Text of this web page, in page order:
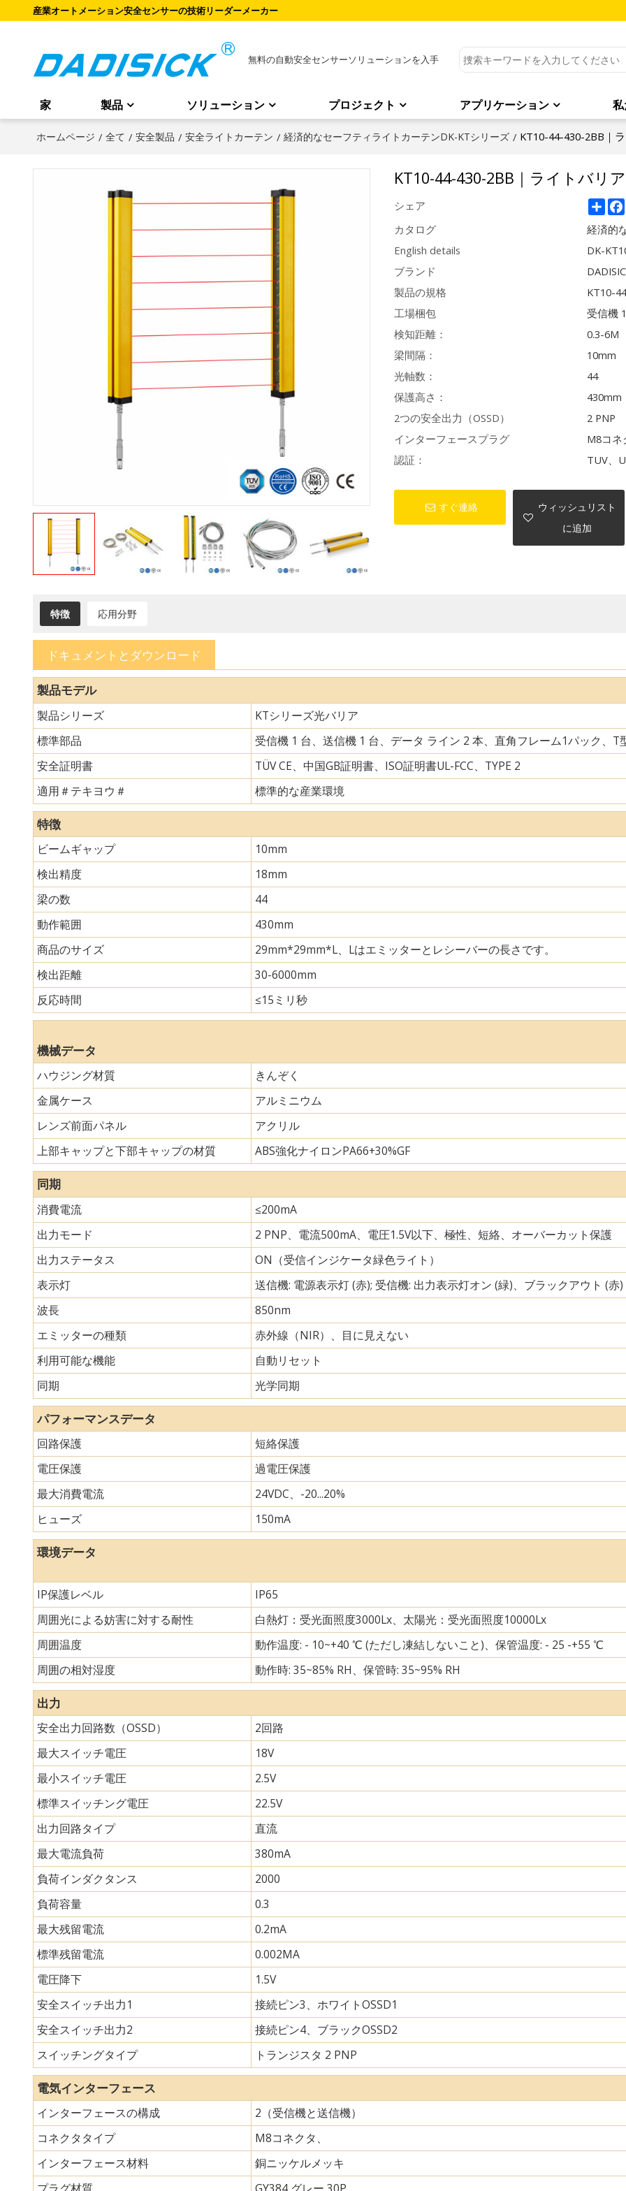
産業オートメーション安全センサーの技術リーダーメーカー
無料の自動安全センサーソリューションを入手
家 製品 ソリューション プロジェクト アプリケーション
ホームページ / 全て / 安全製品 / 安全ライトカーテン / 経済的なセーフティライトカーテンDK-KTシリーズ / KT10-44-430-2BB｜
KT10-44-430-2BB｜ライトバリ
シェア
カタログ
経済的
English details
DK-
ブランド
製品の規格
KT10-
工場梱包
受信機
検知距離：
0.3-6M
梁間隔：
10mm
光軸数：
44
保護高さ：
430mm
2つの安全出力（OSSD）
2 PNP
インターフェースプラグ
M8コネ
認証：
TUV、
すぐ連絡
ウィッシュリスト
に追加
特徴 応用分野
ドキュメントとダウンロード
製品モデル
製品シリーズ
KTシリーズ光バリア
標準部品
受信機 1 台、送信機 1 台、データ ライン 2 本、直角フレーム1パック、T
安全証明書
TÜV CE、中国GB証明書、ISO証明書UL-FCC、TYPE 2
適用＃テキヨウ＃
標準的な産業環境
特徴
ビームギャップ
10mm
検出精度
18mm
梁の数
44
動作範囲
430mm
商品のサイズ
29mm*29mm*L、Lはエミッターとレシーバーの長さです。
検出距離
30-6000mm
反応時間
≤15ミリ秒
機械データ
ハウジング材質
きんぞく
金属ケース
アルミニウム
レンズ前面パネル
アクリル
上部キャップと下部キャップの材質
ABS強化ナイロンPA66+30%GF
同期
消費電流
≤200mA
出力モード
2 PNP、電流500mA、電圧1.5V以下、極性、短絡、オーバーカット保護
出力ステータス
ON（受信インジケータ緑色ライト）
表示灯
送信機: 電源表示灯 (赤); 受信機: 出力表示灯オン (緑)、ブラックアウト (赤)
波長
850nm
エミッターの種類
赤外線（NIR）、目に見えない
利用可能な機能
自動リセット
同期
光学同期
パフォーマンスデータ
回路保護
短絡保護
電圧保護
過電圧保護
最大消費電流
24VDC、-20...20%
ヒューズ
150mA
環境データ
IP保護レベル
IP65
周囲光による妨害に対する耐性
白熱灯：受光面照度3000Lx、太陽光：受光面照度10000Lx
周囲温度
動作温度: - 10~+40 ℃ (ただし凍結しないこと)、保管温度: - 25 -+55 ℃
周囲の相対湿度
動作時: 35~85% RH、保管時: 35~95% RH
出力
安全出力回路数（OSSD）
2回路
最大スイッチ電圧
18V
最小スイッチ電圧
2.5V
標準スイッチング電圧
22.5V
出力回路タイプ
直流
最大電流負荷
380mA
負荷インダクタンス
2000
負荷容量
0.3
最大残留電流
0.2mA
標準残留電流
0.002MA
電圧降下
1.5V
安全スイッチ出力1
接続ピン3、ホワイトOSSD1
安全スイッチ出力2
接続ピン4、ブラックOSSD2
スイッチングタイプ
トランジスタ 2 PNP
電気インターフェース
インターフェースの構成
2（受信機と送信機）
コネクタタイプ
M8コネクタ、
インターフェース材料
銅ニッケルメッキ